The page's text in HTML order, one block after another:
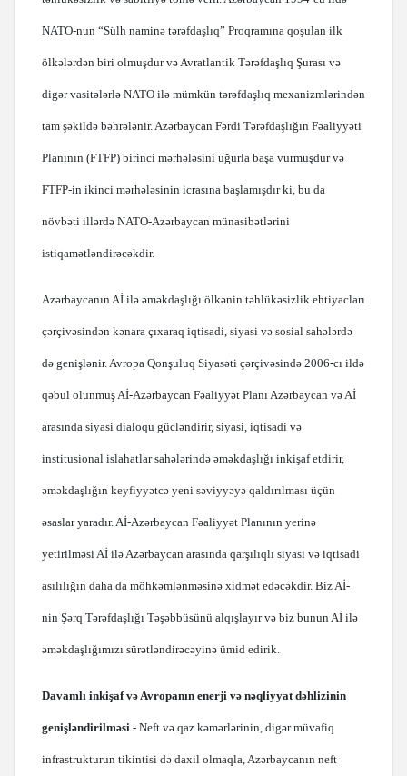
NATO-nun “Sülh naminə tərəfdaşlıq” Proqramına qoşulan ilk
ölkələrdən biri olmuşdur və Avratlantik Tərəfdaşlıq Şurası və
digər vasitələrlə NATO ilə mümkün tərəfdaşlıq mexanizmlərindən
tam şəkildə bəhrələnir. Azərbaycan Fərdi Tərəfdaşlığın Fəaliyyəti
Planının (FTFP) birinci mərhələsini uğurla başa vurmuşdur və
FTFP-in ikinci mərhələsinin icrasına başlamışdır ki, bu da
növbəti illərdə NATO-Azərbaycan münasibətlərini
istiqamətləndirəcəkdir.
Azərbaycanın Aİ ilə əməkdaşlığı ölkənin təhlükəsizlik ehtiyacları
çərçivəsindən kənara çıxaraq iqtisadi, siyasi və sosial sahələrdə
də genişlənir. Avropa Qonşuluq Siyasəti çərçivəsində 2006-cı ildə
qəbul olunmuş Aİ-Azərbaycan Fəaliyyət Planı Azərbaycan və Aİ
arasında siyasi dialoqu gücləndirir, siyasi, iqtisadi və
institusional islahatlar sahələrində əməkdaşlığı inkişaf etdirir,
əməkdaşlığın keyfiyyətcə yeni səviyyəyə qaldırılması üçün
əsaslar yaradır. Aİ-Azərbaycan Fəaliyyət Planının yerinə
yetirilməsi Aİ ilə Azərbaycan arasında qarşılıqlı siyasi və iqtisadi
asılılığın daha da möhkəmlənməsinə xidmət edəcəkdir. Biz Aİ-
nin Şərq Tərəfdaşlığı Təşəbbüsünü alqışlayır və biz bunun Aİ ilə
əməkdaşlığımızı sürətləndirəcəyinə ümid edirik.
Davamlı inkişaf və Avropanın enerji və nəqliyyat dəhlizinin
genişləndirilməsi - Neft və qaz kəmərlərinin, digər müvafiq
infrastrukturun tikintisi də daxil olmaqla, Azərbaycanın neft